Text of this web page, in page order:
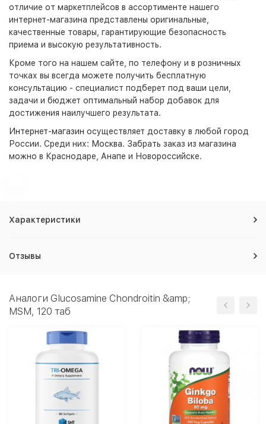
отличие от маркетплейсов в ассортименте нашего
интернет-магазина представлены оригинальные,
качественные товары, гарантирующие безопасность
приема и высокую результативность.
Кроме того на нашем сайте, по телефону и в розничных
точках вы всегда можете получить бесплатную
консультацию - специалист подберет под ваши цели,
задачи и бюджет оптимальный набор добавок для
достижения наилучшего результата.
Интернет-магазин осуществляет доставку в любой город
России. Среди них: Москва. Забрать заказ из магазина
можно в Краснодаре, Анапе и Новороссийске.
Характеристики
Отзывы
Аналоги Glucosamine Chondroitin &amp;
MSM, 120 таб